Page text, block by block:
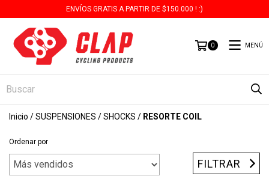
ENVÍOS GRATIS A PARTIR DE $150.000 ! :)
0 MENÚ
Inicio /SUSPENSIONES /SHOCKS / RESORTE COIL
Ordenar por
FILTRAR